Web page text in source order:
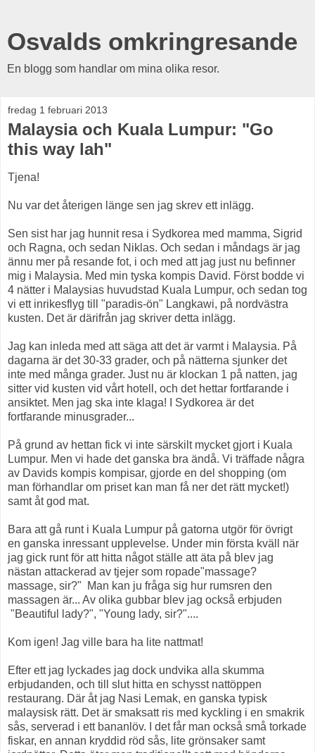
Osvalds omkringresande
En blogg som handlar om mina olika resor.
fredag 1 februari 2013
Malaysia och Kuala Lumpur: "Go
this way lah"
Tjena!
Nu var det återigen länge sen jag skrev ett inlägg.
Sen sist har jag hunnit resa i Sydkorea med mamma, Sigrid
och Ragna, och sedan Niklas. Och sedan i måndags är jag
ännu mer på resande fot, i och med att jag just nu befinner
mig i Malaysia. Med min tyska kompis David. Först bodde vi
4 nätter i Malaysias huvudstad Kuala Lumpur, och sedan tog
vi ett inrikesflyg till "paradis-ön" Langkawi, på nordvästra
kusten. Det är därifrån jag skriver detta inlägg.
Jag kan inleda med att säga att det är varmt i Malaysia. På
dagarna är det 30-33 grader, och på nätterna sjunker det
inte med många grader. Just nu är klockan 1 på natten, jag
sitter vid kusten vid vårt hotell, och det hettar fortfarande i
ansiktet. Men jag ska inte klaga! I Sydkorea är det
fortfarande minusgrader...
På grund av hettan fick vi inte särskilt mycket gjort i Kuala
Lumpur. Men vi hade det ganska bra ändå. Vi träffade några
av Davids kompis kompisar, gjorde en del shopping (om
man förhandlar om priset kan man få ner det rätt mycket!)
samt åt god mat.
Bara att gå runt i Kuala Lumpur på gatorna utgör för övrigt
en ganska inressant upplevelse. Under min första kväll när
jag gick runt för att hitta något ställe att äta på blev jag
nästan attackerad av tjejer som ropade"massage?
massage, sir?" Man kan ju fråga sig hur rumsren den
massagen är... Av olika gubbar blev jag också erbjuden
"Beautiful lady?", "Young lady, sir?"....
Kom igen! Jag ville bara ha lite nattmat!
Efter ett jag lyckades jag dock undvika alla skumma
erbjudanden, och till slut hitta en schysst nattöppen
restaurang. Där åt jag Nasi Lemak, en ganska typisk
malaysisk rätt. Det är smaksatt ris med kyckling i en smakrik
sås, serverad i ett bananlöv. I det får man också små torkade
fiskar, en annan kryddid röd sås, lite grönsaker samt